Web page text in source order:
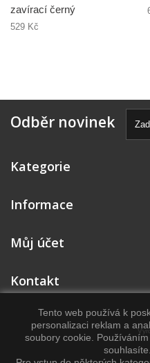
zavírací černý
529 Kč
Odběr novinek
Kategorie
Informace
Můj účet
Kontakt
Tento web používá k
personalizaci reklam a
soubory cookie.
souhlasíte.